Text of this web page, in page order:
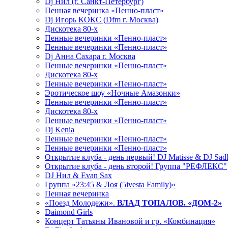
Пенная вечеринка «Пенно-пласт»
Dj Игорь КОКС (Dfm г. Москва)
Дискотека 80-х
Пенные вечеринки «Пенно-пласт»
Пенные вечеринки «Пенно-пласт»
Dj Анна Сахара г. Москва
Пенные вечеринки «Пенно-пласт»
Дискотека 80-х
Пенные вечеринки «Пенно-пласт»
Эротическое шоу «Ночные Амазонки»
Пенные вечеринки «Пенно-пласт»
Дискотека 80-х
Пенные вечеринки «Пенно-пласт»
Dj Kenia
Пенные вечеринки «Пенно-пласт»
Пенные вечеринки «Пенно-пласт»
Открытие клуба - день первый! DJ Matisse & DJ
Открытие клуба - день второй! Группа "РЕФЛЕКС"
DJ Нил & Evan Sax
Группа «23:45 & Лоя (5ivesta Family)»
Пенная вечеринка
«Поезд Молодежи». ВЛАД ТОПАЛОВ. «ДОМ-2»
Daimond Girls
Концерт Татьяны Ивановой и гр. «Комбинация»